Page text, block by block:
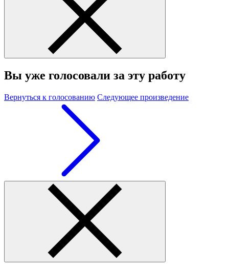
Вы уже голосовали за эту работу
Вернуться к голосованию Следующее произведение